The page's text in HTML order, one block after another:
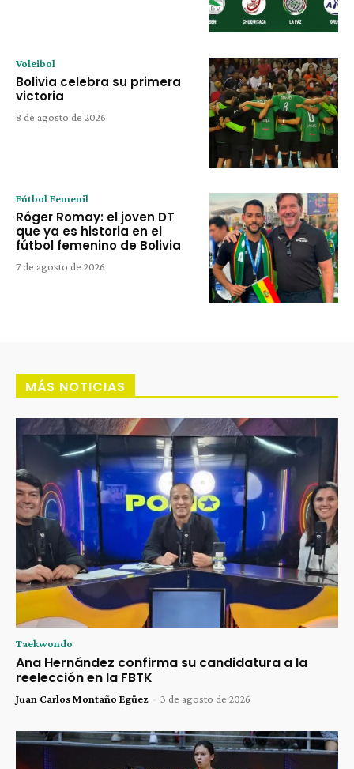
Voleibol
Bolivia celebra su primera
victoria
8 de agosto de 2026
Fútbol Femenil
Róger Romay: el joven DT
que ya es historia en el
fútbol femenino de Bolivia
7 de agosto de 2026
MÁS NOTICIAS
Taekwondo
Ana Hernández confirma su candidatura a la
reelección en la FBTK
Juan Carlos Montaño Egüez - 3 de agosto de 2026